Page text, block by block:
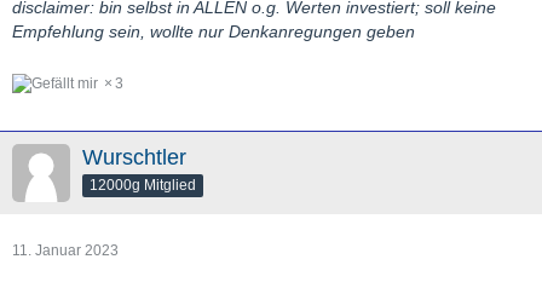
disclaimer: bin selbst in ALLEN o.g. Werten investiert; soll keine
Empfehlung sein, wollte nur Denkanregungen geben
3
Wurschtler
12000g Mitglied
11. Januar 2023